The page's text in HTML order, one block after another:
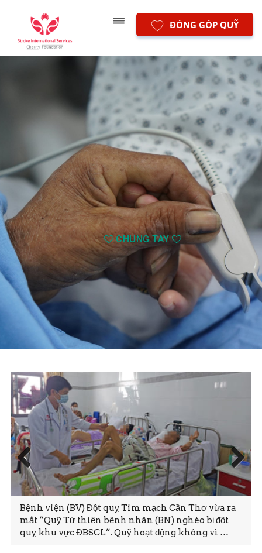
ĐÓNG GÓP QUỸ
CHUNG TAY
Bệnh viện (BV) Đột quỵ Tim mạch Cần Thơ vừa ra
mắt “Quỹ Từ thiện bệnh nhân (BN) nghèo bị đột
quỵ khu vực ĐBSCL”. Quỹ hoạt động không vì …
Prev
ious
Next